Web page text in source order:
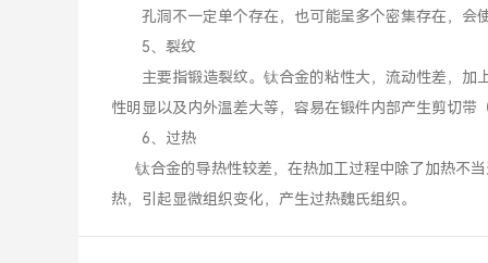
孔洞不一定单个存在，也可能呈多个密集存在，会
5、裂纹
主要指锻造裂纹。钛合金的粘性大，流动性差，加
性明显以及内外温差大等，容易在锻件内部产生剪切带
6、过热
钛合金的导热性较差，在热加工过程中除了加热不当
热，引起显微组织变化，产生过热魏氏组织。